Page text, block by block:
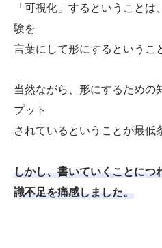
「可視化」するということ
験を
言葉にして形にするというこ
当然ながら、形にするための
プット
されているということが最低
しかし、書いていくことにつ
識不足を痛感しました。